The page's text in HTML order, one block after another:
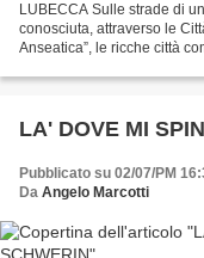
LUBECCA Sulle strade di
conosciuta, attraverso le
Anseatica”, le ricche città
LA' DOVE MI
Pubblicato su 02/07/PM
Da Angelo Marcotti